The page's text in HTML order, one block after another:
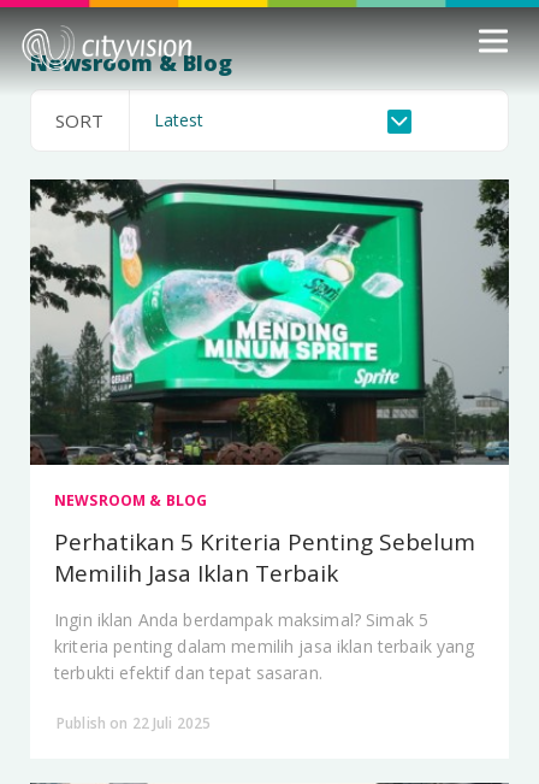
Newsroom & Blog
SORT
NEWSROOM & BLOG
Perhatikan 5 Kriteria Penting Sebelum
Memilih Jasa Iklan Terbaik
Ingin iklan Anda berdampak maksimal? Simak 5
kriteria penting dalam memilih jasa iklan terbaik yang
terbukti efektif dan tepat sasaran.
Publish on 22 Juli 2025